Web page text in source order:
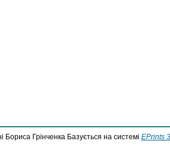
Бориса Грінченка Базується на системі EPrints 3